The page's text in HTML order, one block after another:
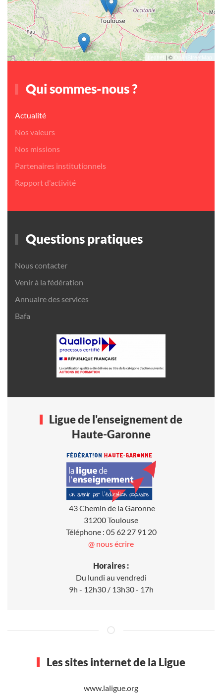
Leaflet | © OpenStreetMap
Qui sommes-nous ?
Actualité
Nos valeurs
Nos missions
Partenaires institutionnels
Rapport d'activité
Questions pratiques
Nous contacter
Venir à la fédération
Annuaire des services
Bafa
Ligue de l'enseignement de
Haute-Garonne
43 Chemin de la Garonne
31200 Toulouse
Téléphone : 05 62 27 91 20
@ nous écrire
Horaires :
Du lundi au vendredi
9h - 12h30 / 13h30 - 17h
Les sites internet de la Ligue
www.laligue.org